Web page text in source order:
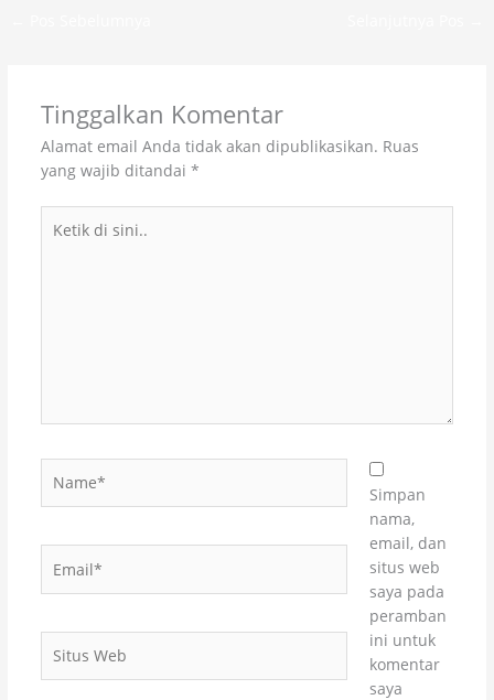
Tinggalkan Komentar
Alamat email Anda tidak akan dipublikasikan. Ruas
yang wajib ditandai *
Web
Simpan
nama,
email, dan
situs web
saya pada
peramban
ini untuk
komentar
saya